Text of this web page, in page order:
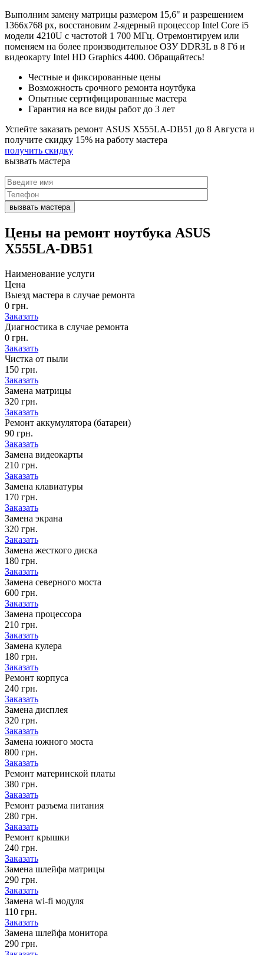
Выполним замену матрицы размером 15,6" и разрешением
1366x768 px, восстановим 2-ядерный процессор Intel Core i5
модели 4210U с частотой 1 700 МГц. Отремонтируем или
поменяем на более производительное ОЗУ DDR3L в 8 Гб и
видеокарту Intel HD Graphics 4400. Обращайтесь!
Честные и фиксированные цены
Возможность срочного ремонта ноутбука
Опытные сертифицированные мастера
Гарантия на все виды работ до 3 лет
Успейте заказать ремонт ASUS X555LA-DB51 до 8 Августа и
получите скидку 15% на работу мастера
получить скидку
вызвать мастера
Цены на ремонт ноутбука ASUS
X555LA-DB51
Наименование услуги
Цена
Выезд мастера в случае ремонта
0 грн.
Заказать
Диагностика в случае ремонта
0 грн.
Заказать
Чистка от пыли
150 грн.
Заказать
Замена матрицы
320 грн.
Заказать
Ремонт аккумулятора (батареи)
90 грн.
Заказать
Замена видеокарты
210 грн.
Заказать
Замена клавиатуры
170 грн.
Заказать
Замена экрана
320 грн.
Заказать
Замена жесткого диска
180 грн.
Заказать
Замена северного моста
600 грн.
Заказать
Замена процессора
210 грн.
Заказать
Замена кулера
180 грн.
Заказать
Ремонт корпуса
240 грн.
Заказать
Замена дисплея
320 грн.
Заказать
Замена южного моста
800 грн.
Заказать
Ремонт материнской платы
380 грн.
Заказать
Ремонт разъема питания
280 грн.
Заказать
Ремонт крышки
240 грн.
Заказать
Замена шлейфа матрицы
290 грн.
Заказать
Замена wi-fi модуля
110 грн.
Заказать
Замена шлейфа монитора
290 грн.